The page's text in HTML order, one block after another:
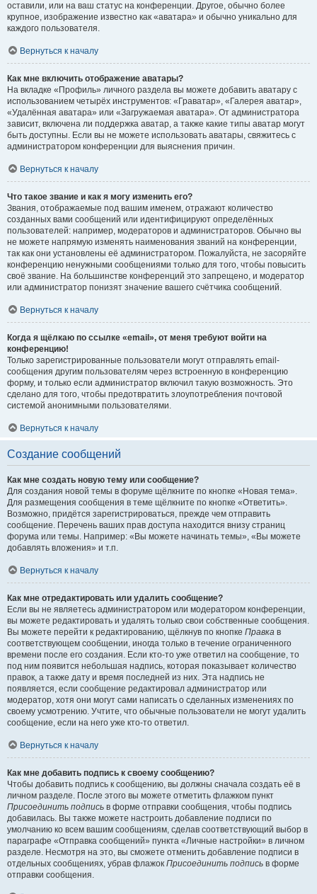
оставили, или на ваш статус на конференции. Другое, обычно более
крупное, изображение известно как «аватара» и обычно уникально для
каждого пользователя.
Вернуться к началу
Как мне включить отображение аватары?
На вкладке «Профиль» личного раздела вы можете добавить аватару с
использованием четырёх инструментов: «Граватар», «Галерея аватар»,
«Удалённая аватара» или «Загружаемая аватара». От администратора
зависит, включена ли поддержка аватар, а также какие типы аватар могут
быть доступны. Если вы не можете использовать аватары, свяжитесь с
администратором конференции для выяснения причин.
Вернуться к началу
Что такое звание и как я могу изменить его?
Звания, отображаемые под вашим именем, отражают количество
созданных вами сообщений или идентифицируют определённых
пользователей: например, модераторов и администраторов. Обычно вы
не можете напрямую изменять наименования званий на конференции,
так как они установлены её администратором. Пожалуйста, не засоряйте
конференцию ненужными сообщениями только для того, чтобы повысить
своё звание. На большинстве конференций это запрещено, и модератор
или администратор понизят значение вашего счётчика сообщений.
Вернуться к началу
Когда я щёлкаю по ссылке «email», от меня требуют войти на
конференцию!
Только зарегистрированные пользователи могут отправлять email-
сообщения другим пользователям через встроенную в конференцию
форму, и только если администратор включил такую возможность. Это
сделано для того, чтобы предотвратить злоупотребления почтовой
системой анонимными пользователями.
Вернуться к началу
Создание сообщений
Как мне создать новую тему или сообщение?
Для создания новой темы в форуме щёлкните по кнопке «Новая тема».
Для размещения сообщения в теме щёлкните по кнопке «Ответить».
Возможно, придётся зарегистрироваться, прежде чем отправить
сообщение. Перечень ваших прав доступа находится внизу страниц
форума или темы. Например: «Вы можете начинать темы», «Вы можете
добавлять вложения» и т.п.
Вернуться к началу
Как мне отредактировать или удалить сообщение?
Если вы не являетесь администратором или модератором конференции,
вы можете редактировать и удалять только свои собственные сообщения.
Вы можете перейти к редактированию, щёлкнув по кнопке Правка в
соответствующем сообщении, иногда только в течение ограниченного
времени после его создания. Если кто-то уже ответил на сообщение, то
под ним появится небольшая надпись, которая показывает количество
правок, а также дату и время последней из них. Эта надпись не
появляется, если сообщение редактировал администратор или
модератор, хотя они могут сами написать о сделанных изменениях по
своему усмотрению. Учтите, что обычные пользователи не могут удалить
сообщение, если на него уже кто-то ответил.
Вернуться к началу
Как мне добавить подпись к своему сообщению?
Чтобы добавить подпись к сообщению, вы должны сначала создать её в
личном разделе. После этого вы можете отметить флажком пункт
Присоединить подпись в форме отправки сообщения, чтобы подпись
добавилась. Вы также можете настроить добавление подписи по
умолчанию ко всем вашим сообщениям, сделав соответствующий выбор в
параграфе «Отправка сообщений» пункта «Личные настройки» в личном
разделе. Несмотря на это, вы сможете отменить добавление подписи в
отдельных сообщениях, убрав флажок Присоединить подпись в форме
отправки сообщения.